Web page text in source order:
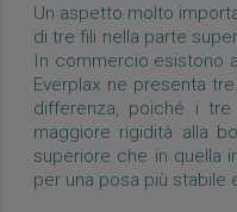
Un aspetto molto
di tre fili nella parte
In commercio esistono
Everplax ne presenta
differenza, poiché i
maggiore rigidità alla
superiore che in quella
per una posa più stabile